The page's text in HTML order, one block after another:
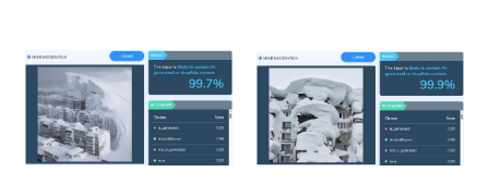
Image Image